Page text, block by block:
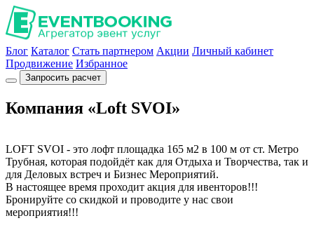
Блог Каталог Стать партнером Акции Личный кабинет
Продвижение Избранное
Запросить расчет
Компания «Loft SVOI»
LOFT SVOI - это лофт площадка 165 м2 в 100 м от ст. Метро
Трубная, которая подойдёт как для Отдыха и Творчества, так и
для Деловых встреч и Бизнес Мероприятий.
В настоящее время проходит акция для ивенторов!!!
Бронируйте со скидкой и проводите у нас свои
мероприятия!!!